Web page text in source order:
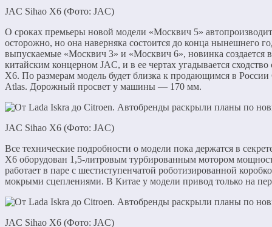
JAC Sihao X6 (Фото: JAC)
О сроках премьеры новой модели «Москвич 5»
осторожно, но она наверняка состоится до конца нынешнего
выпускаемые «Москвич 3» и «Москвич 6», новинка создается в
китайским концерном JAC, и в ее чертах угадывается
X6. По размерам модель будет близка к продающимся в
Atlas. Дорожный просвет у машины — 170 мм.
JAC Sihao X6 (Фото: JAC)
Все технические подробности о модели пока держатся в
X6 оборудован 1,5-литровым турбированным мотором
работает в паре с шестиступенчатой роботизированной
мокрыми сцеплениями. В Китае у модели привод только на
JAC Sihao X6 (Фото: JAC)